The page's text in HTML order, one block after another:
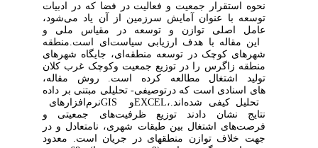
نحوه استقرار جمعیت و فعالیت در فضا که در ادبیات
توسعه با عنوان آمایش سرزمین از آن یاد میشود،
عامل اصلی توازن و توسعه در مقیاس ملی و
منطقهای است.این مقاله با هدف ارزیابی سیاست
شهرهای کوچک در توسعه منطقه‌ای، جایگاه شهرهای
منطقه زاگرس را در توزیع جمعیت و
تولید اشتغال مطالعه کرده است. روش مقاله،
توصیفی- تحلیلی مبتنی بر دادههای اسنادی است که در
نرم‌افزارهایGISوEXCEL،تحلیل کیفی شده‌اند.
نتایج نشان دادند توزیع ظرفیت‌های جمعیتی و
فرصت‌های اشتغال بین طبقات شهری، نامتعادل و در
جهت خلاف توازن منطقه‏ای در جریان است. معدود